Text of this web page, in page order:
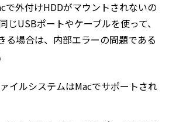
で外付けHDDがマウントされないの
じUSBポートやケーブルを使って、
る場合は、内部エラーの問題である
イルシステムはMacでサポートされ